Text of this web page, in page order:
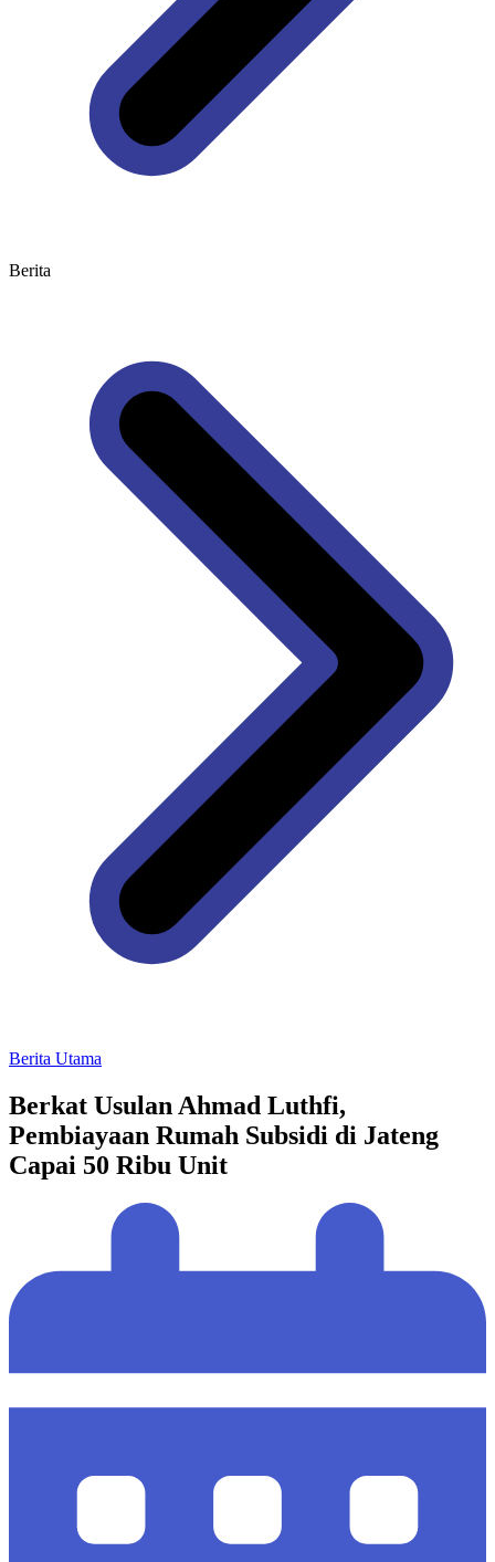
Berita
Berita Utama
Berkat Usulan Ahmad Luthfi,
Pembiayaan Rumah Subsidi di Jateng
Capai 50 Ribu Unit